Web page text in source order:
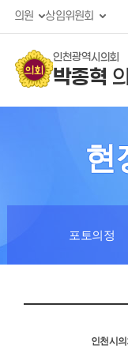
의원 상임위원회
인천광역시의회
박종혁
현
포토의정
인천시